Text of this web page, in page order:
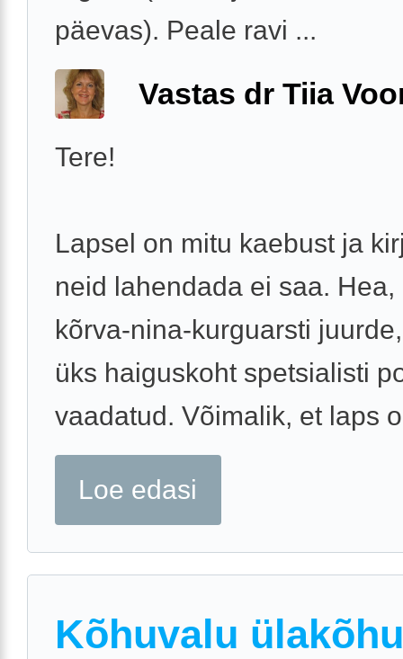
päevas). Peale ravi ...
Vastas dr Tiia
Tere!
Lapsel on mitu kaebust ja
neid lahendada ei saa. Hea,
kõrva-nina-kurguarsti
üks haiguskoht spetsialisti
vaadatud. Võimalik, et laps
Loe edasi
Kõhuvalu